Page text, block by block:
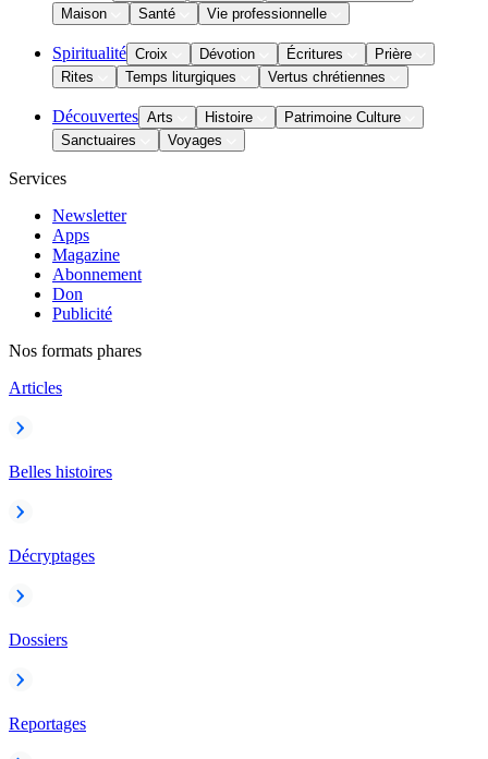
Maison
Santé Vie professionnelle
Spiritualité Croix Dévotion Écritures
Prière
Rites
Temps liturgiques Vertus chrétiennes
Découvertes Arts Histoire
Patrimoine Culture
Sanctuaires
Voyages
Services
Newsletter
Apps
Magazine
Abonnement
Don
Publicité
Nos formats phares
Articles
Belles histoires
Décryptages
Dossiers
Reportages